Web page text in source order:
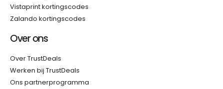
Vistaprint kortingscodes
Zalando kortingscodes
Over ons
Over TrustDeals
Werken bij TrustDeals
Ons partnerprogramma